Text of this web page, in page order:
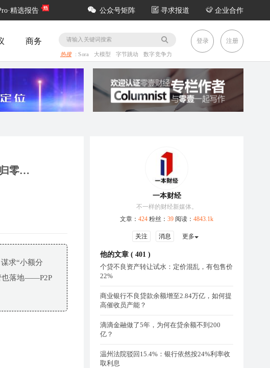
精选报告 公众号矩阵 寻求报道 企业合作
商务
热搜 :Sora 大模型 字节跳动 数字竞争力
登录 注册
归零…
求“小额分
也落地——P2P
一本财经
不一样的财经新媒体。
文章： 424 粉丝： 39 阅读： 4843.1k
关注 消息 更多
他的文章 ( 401 )
个贷不良资产转让试水：定价混乱，有包售价
22%
商业银行不良贷款余额增至2.84万亿，如何提
高催收员产能？
滴滴金融做了5年，为何在贷余额不到200
亿？
温州法院驳回15.4%：银行依然按24%利率收
取利息